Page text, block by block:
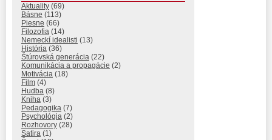
Aktuality (69)
Básne (113)
Piesne (66)
Filozofia (14)
Nemeckí idealisti (13)
História (36)
Štúrovská generácia (22)
Komunikácia a propagácie (2)
Motivácia (18)
Film (4)
Hudba (8)
Kniha (3)
Pedagogika (7)
Psychológia (2)
Rozhovory (28)
Satira (1)